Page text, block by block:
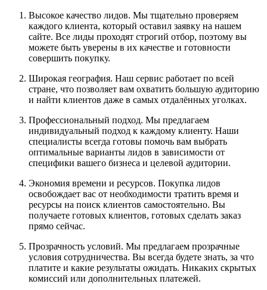
Высокое качество лидов. Мы тщательно проверяем
каждого клиента, который оставил заявку на нашем
сайте. Все лиды проходят строгий отбор, поэтому вы
можете быть уверены в их качестве и готовности
совершить покупку.
Широкая география. Наш сервис работает по всей
стране, что позволяет вам охватить большую аудиторию
и найти клиентов даже в самых отдалённых уголках.
Профессиональный подход. Мы предлагаем
индивидуальный подход к каждому клиенту. Наши
специалисты всегда готовы помочь вам выбрать
оптимальные варианты лидов в зависимости от
специфики вашего бизнеса и целевой аудитории.
Экономия времени и ресурсов. Покупка лидов
освобождает вас от необходимости тратить время и
ресурсы на поиск клиентов самостоятельно. Вы
получаете готовых клиентов, готовых сделать заказ
прямо сейчас.
Прозрачность условий. Мы предлагаем прозрачные
условия сотрудничества. Вы всегда будете знать, за что
платите и какие результаты ожидать. Никаких скрытых
комиссий или дополнительных платежей.